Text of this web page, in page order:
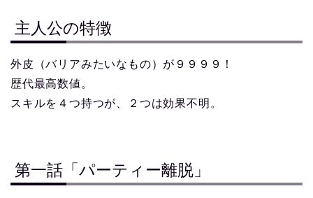
主人公の特徴
外皮（バリアみたいなもの）が９９９９！
歴代最高数値。
スキルを４つ持つが、２つは効果不明。
第一話「パーティー離脱」